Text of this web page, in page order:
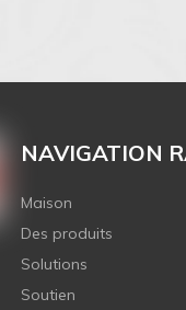
NAVIGATION
Maison
Des produits
Solutions
Soutien